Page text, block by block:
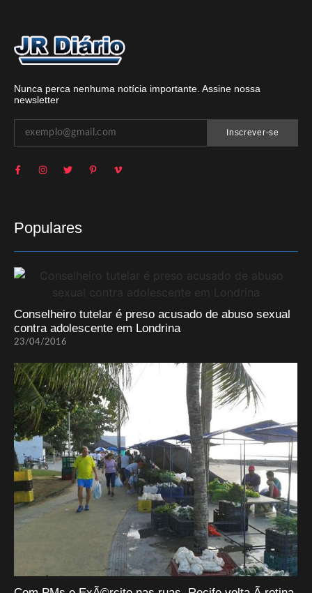
Nunca perca nenhuma notícia importante. Assine nossa
newsletter
Inscrever-se
Populares
Conselheiro tutelar é preso acusado de abuso sexual
contra adolescente em Londrina
23/04/2016